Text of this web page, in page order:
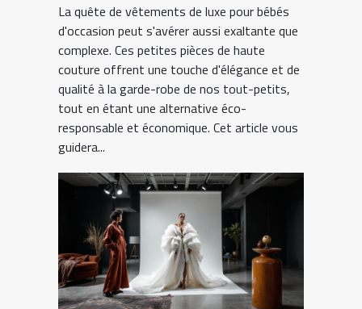
La quête de vêtements de luxe pour bébés
d'occasion peut s'avérer aussi exaltante que
complexe. Ces petites pièces de haute
couture offrent une touche d'élégance et de
qualité à la garde-robe de nos tout-petits,
tout en étant une alternative éco-
responsable et économique. Cet article vous
guidera...